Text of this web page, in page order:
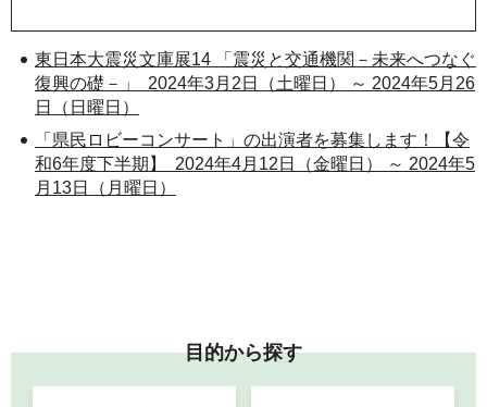
東日本大震災文庫展14 「震災と交通機関－未来へつなぐ
復興の礎－」 2024年3月2日（土曜日） ～ 2024年5月26
日（日曜日）
「県民ロビーコンサート」の出演者を募集します！【令
和6年度下半期】 2024年4月12日（金曜日） ～ 2024年5
月13日（月曜日）
目的から探す